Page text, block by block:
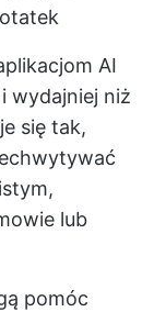
AI
wydajniej niż
się tak,
lub
pomóc